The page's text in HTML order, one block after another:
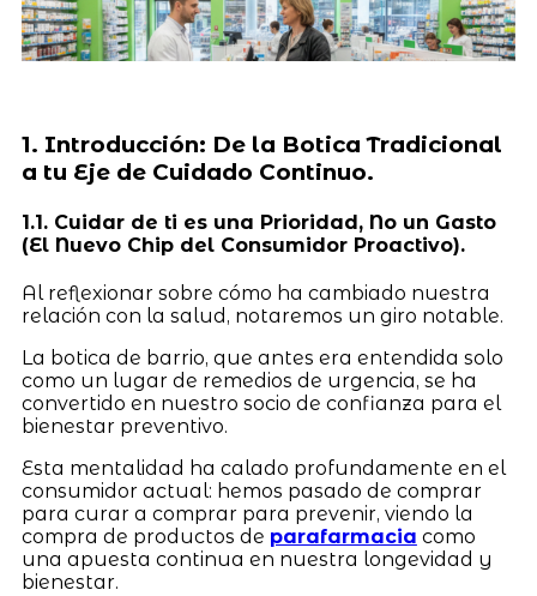
1. Introducción: De la Botica Tradicional
a tu Eje de Cuidado Continuo.
1.1. Cuidar de ti es una Prioridad, No un Gasto
(El Nuevo Chip del Consumidor Proactivo).
Al reflexionar sobre cómo ha cambiado nuestra
relación con la salud, notaremos un giro notable.
La botica de barrio, que antes era entendida solo
como un lugar de remedios de urgencia, se ha
convertido en nuestro socio de confianza para el
bienestar preventivo.
Esta mentalidad ha calado profundamente en el
consumidor actual: hemos pasado de comprar
para curar a comprar para prevenir, viendo la
compra de productos de parafarmacia como
una apuesta continua en nuestra longevidad y
bienestar.